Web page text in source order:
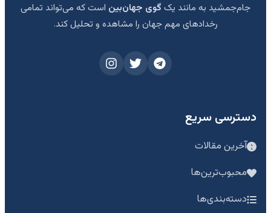
جام‌جمشید به مانند یک گوی جهان‌بین است که می‌تواند تمامی
رخدادهای مهم جهان را مشاهده و تحلیل کند.
دسترسی سریع
آخرین مقالات
محبوب‌ترین‌ها
دسته‌بندی‌ها